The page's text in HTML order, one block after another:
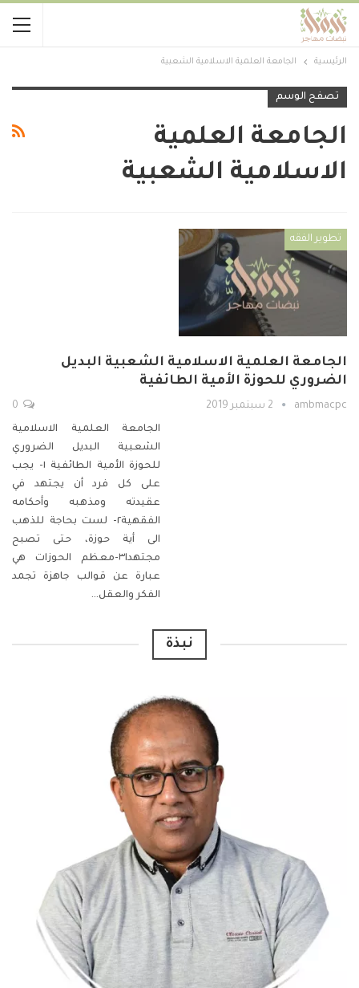
الرئيسية الجامعة العلمية الاسلامية الشعبية
تصفح الوسم
الجامعة العلمية
الاسلامية الشعبية
تطوير الفقه
الجامعة العلمية الاسلامية الشعبية البديل
الضروري للحوزة الأمية الطائفية
ambmacpc 2 سبتمبر 2019
الجامعة العلمية الاسلامية
الشعبية البديل الضروري
للحوزة الأمية الطائفية
١- يجب
على كل فرد أن يجتهد في
عقيدته ومذهبه وأحكامه
الفقهية٢- لست بحاجة للذهب
الى أية حوزة، حتى تصبح
مجتهدا٣-معظم الحوزات هي
عبارة عن قوالب جاهزة تجمد
الفكر والعقل…
نبذة